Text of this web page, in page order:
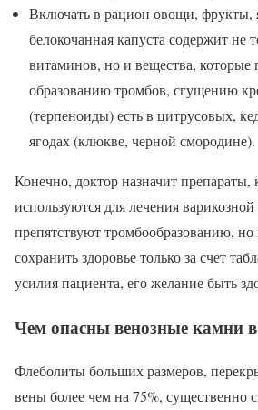
Включать в рацион овощи,
белокочанная капуста содержит не
витаминов, но и вещества, которые
образованию тромбов, сгущению
(терпеноиды) есть в цитрусовых,
ягодах (клюкве, черной смородине).
Конечно, доктор назначит препараты,
используются для лечения варикозной
препятствуют тромбообразованию,
сохранить здоровье только за счет
усилия пациента, его желание быть
Чем опасны венозные камни
Флеболиты больших размеров,
вены более чем на 75%, существенно